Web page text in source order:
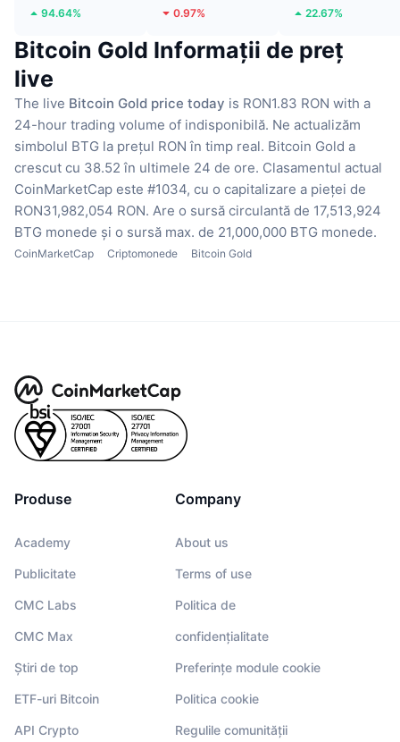
94.64% 0.97% 22.67%
Bitcoin Gold Informații de preț
live
The live Bitcoin Gold price today is RON1.83 RON with a
24-hour trading volume of indisponibilă. Ne actualizăm
simbolul BTG la prețul RON în timp real. Bitcoin Gold a
crescut cu 38.52 în ultimele 24 de ore. Clasamentul actual
CoinMarketCap este #1034, cu o capitalizare a pieței de
RON31,982,054 RON. Are o sursă circulantă de 17,513,924
BTG monede și o sursă max. de 21,000,000 BTG monede.
CoinMarketCap Criptomonede Bitcoin Gold
Produse
Academy
Publicitate
CMC Labs
CMC Max
Știri de top
ETF-uri Bitcoin
API Crypto
Company
About us
Terms of use
Politica de
confidențialitate
Preferințe module cookie
Politica cookie
Regulile comunității